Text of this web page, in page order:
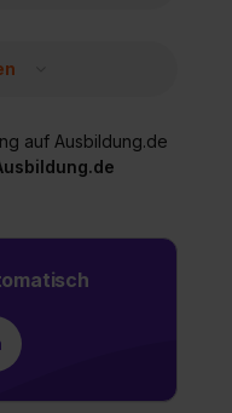
auf Ausbildung.de